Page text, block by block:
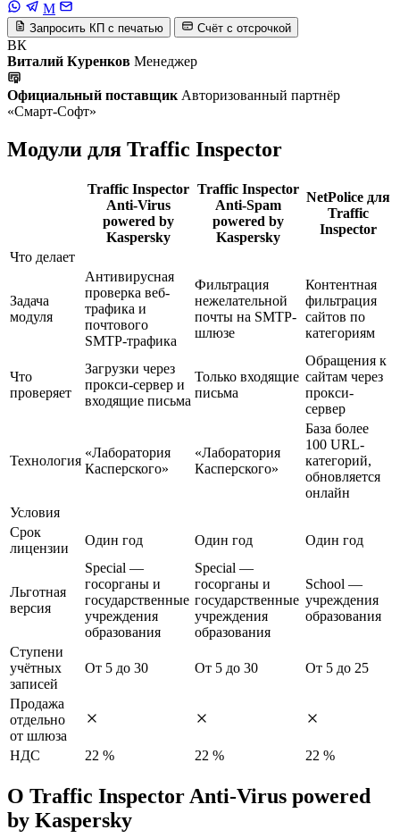
M
Запросить КП с печатью Счёт с отсрочкой
ВК
Виталий Куренков Менеджер
Официальный поставщик Авторизованный партнёр
«Смарт-Софт»
Модули для Traffic Inspector
Traffic Inspector
Anti-Virus
powered by
Kaspersky
Traffic Inspector
Anti-Spam
powered by
Kaspersky
NetPolice для
Traffic
Inspector
Что делает
Задача
модуля
Антивирусная
проверка веб-
трафика и
почтового
SMTP-трафика
Фильтрация
нежелательной
почты на SMTP-
шлюзе
Контентная
фильтрация
сайтов по
категориям
Что
проверяет
Загрузки через
прокси-сервер и
входящие письма
Только входящие
письма
Обращения к
сайтам через
прокси-
сервер
Технология
«Лаборатория
Касперского»
«Лаборатория
Касперского»
База более
100 URL-
категорий,
обновляется
онлайн
Условия
Срок
лицензии
Один год Один год Один год
Льготная
версия
Special —
госорганы и
государственные
учреждения
образования
Special —
госорганы и
государственные
учреждения
образования
School —
учреждения
образования
Ступени
учётных
записей
От 5 до 30 От 5 до 30 От 5 до 25
Продажа
отдельно
от шлюза
НДС
22 % 22 % 22 %
О Traffic Inspector Anti-Virus powered
by Kaspersky